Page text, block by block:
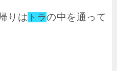
りは トラの中を通って